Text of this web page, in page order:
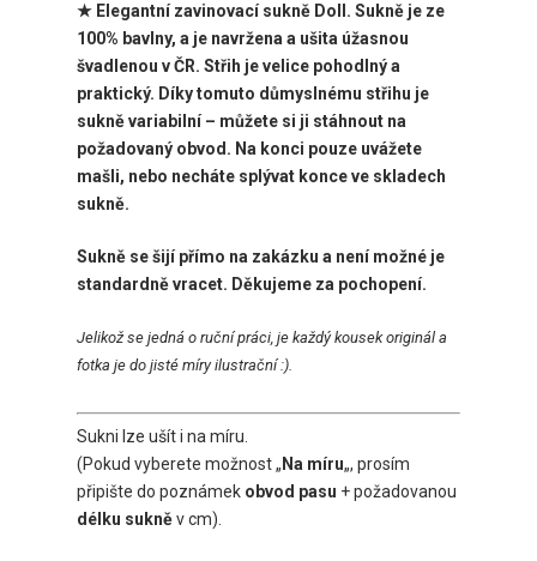
★ Elegantní zavinovací sukně Doll . Sukně je ze
100% bavlny, a je navržena a ušita úžasnou
švadlenou v ČR. Střih je velice pohodlný a
praktický. Díky tomuto důmyslnému střihu je
sukně variabilní – můžete si ji stáhnout na
požadovaný obvod. Na konci pouze uvážete
mašli, nebo necháte splývat konce ve skladech
sukně.
Sukně se šijí přímo na zakázku a není možné je
standardně vracet. Děkujeme za pochopení.
Jelikož se jedná o ruční práci, je každý kousek originál a
fotka je do jisté míry ilustrační :).
Sukni lze ušít i na míru.
(Pokud vyberete možnost „ Na míru„, prosím
připište do poznámek obvod pasu + požadovanou
délku sukněv cm).